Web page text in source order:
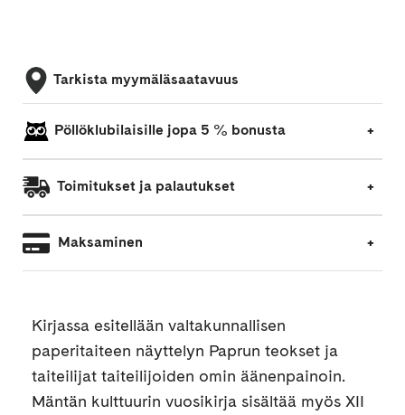
Tarkista myymäläsaatavuus
Pöllöklubilaisille jopa 5 % bonusta
Toimitukset ja palautukset
Maksaminen
Kirjassa esitellään valtakunnallisen
paperitaiteen näyttelyn Paprun teokset ja
taiteilijat taiteilijoiden omin äänenpainoin.
Mäntän kulttuurin vuosikirja sisältää myös XII